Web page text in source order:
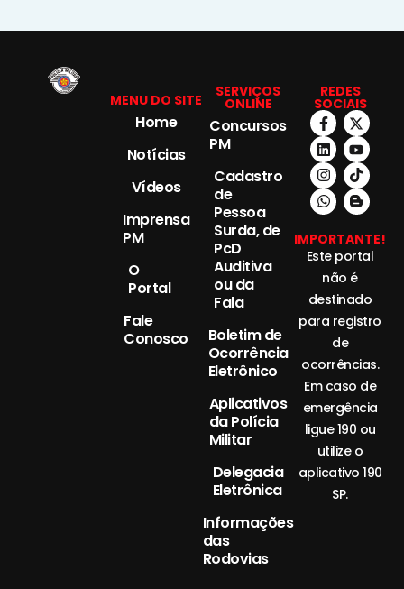
MENU DO SITE
Home
Notícias
Vídeos
Imprensa
PM
O
Portal
Fale
Conosco
SERVIÇOS
ONLINE
Concursos
PM
Cadastro
de
Pessoa
Surda, de
PcD
Auditiva
ou da
Fala
Boletim de
Ocorrência
Eletrônico
Aplicativos
da Polícia
Militar
Delegacia
Eletrônica
Informações
das
Rodovias
REDES
SOCIAIS
IMPORTANTE!
Este portal
não é
destinado
para registro
de
ocorrências.
Em caso de
emergência
ligue 190 ou
utilize o
aplicativo 190
SP.